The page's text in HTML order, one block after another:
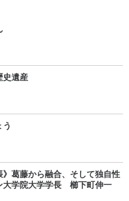
史遺産
う
》葛藤から融合、そして独自性
学院大学学長 櫛下町伸一